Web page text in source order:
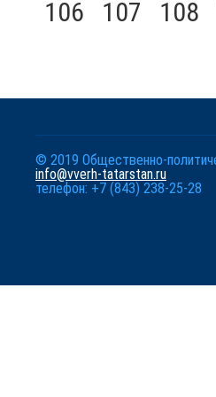
106 107 108
© 2019 Общественно-
info@vverh-tatarstan.ru
телефон: +7 (843) 238-25-28